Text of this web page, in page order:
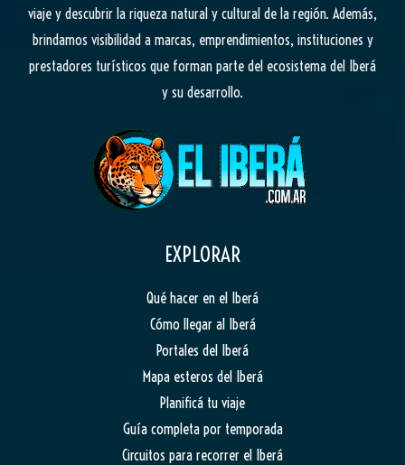
viaje y descubrir la riqueza natural y cultural de la región. Además,
brindamos visibilidad a marcas, emprendimientos, instituciones y
prestadores turísticos que forman parte del ecosistema del Iberá
y su desarrollo.
EXPLORAR
Qué hacer en el Iberá
Cómo llegar al Iberá
Portales del Iberá
Mapa esteros del Iberá
Planificá tu viaje
Guía completa por temporada
Circuitos para recorrer el Iberá